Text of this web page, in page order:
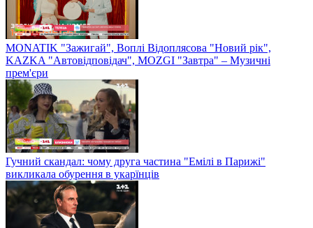
MONATIK "Зажигай", Воплі Відоплясова "Новий рік",
KAZKA "Автовідповідач", MOZGI "Завтра" – Музичні
прем'єри
Гучний скандал: чому друга частина "Емілі в Парижі"
викликала обурення в укарїнців